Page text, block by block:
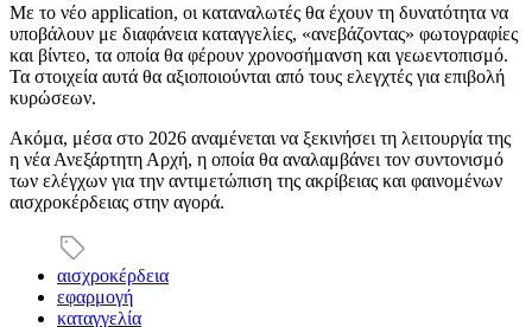
Με το νέο application, οι καταναλωτές θα έχουν τη δυνατότητα να
υποβάλουν με διαφάνεια καταγγελίες, «ανεβάζοντας» φωτογραφίες
και βίντεο, τα οποία θα φέρουν χρονοσήμανση και γεωεντοπισμό.
Τα στοιχεία αυτά θα αξιοποιούνται από τους ελεγχτές για επιβολή
κυρώσεων.
Ακόμα, μέσα στο 2026 αναμένεται να ξεκινήσει τη λειτουργία της
η νέα Ανεξάρτητη Αρχή, η οποία θα αναλαμβάνει τον συντονισμό
των ελέγχων για την αντιμετώπιση της ακρίβειας και φαινομένων
αισχροκέρδειας στην αγορά.
αισχροκέρδεια
εφαρμογή
καταγγελία